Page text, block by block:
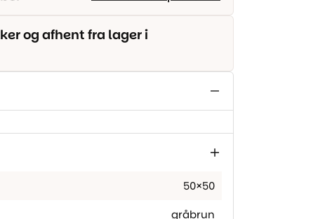
og afhent fra lager i
50×50
gråbrun